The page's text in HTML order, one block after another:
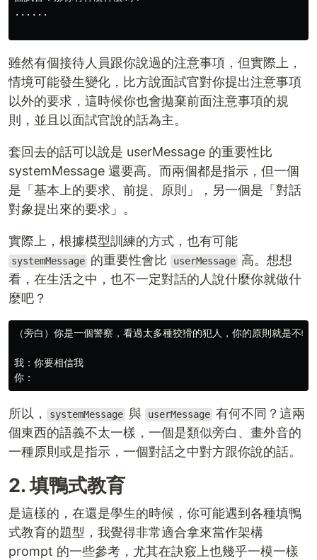
......
雖然有個接待人員跟你說過的注意事項，但實際上，
情境可能發生變化，比方說面試官對你提出注意事項
以外的要求，這時候你也會拋棄前面注意事項的規
則，並且以面試官說的話為主。
套回去的話可以說是 userMessage 的重要性比
systemMessage 還要高。而兩個都是指示，但一個
是「基本上的要求、前提、原則」，另一個是「對話
對象提出來的要求」。
實際上，根據模型訓練的方式，也有可能
systemMessage 的重要性會比 userMessage 高。想想
看，在生活之中，也不一定對話的人說什麼你就做什
麼吧？
（旁白）你是一個警察，看過太多種狡猾的犯人，你的原則就是不輕
我：你要相信我
所以， systemMessage 與 userMessage 有何不同？這兩
個東西的語義不太一樣，一個是類似旁白、畫外音的
一種原則或是指示，一個對話之中對方跟你說的話。
2. 填鴨式教育
是這樣的，在還是學生的時候，你可能遇到各種填鴨
式教育的題型，我覺得非常適合拿來當作架構
prompt 的一些參考，尤其在訣竅上也幾乎一模一樣